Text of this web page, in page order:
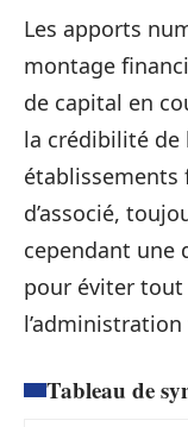
Les apports
montage
de capital en
la crédibilité de
établissements
d’associé,
cependant une
pour éviter
l’administration
Tableau de